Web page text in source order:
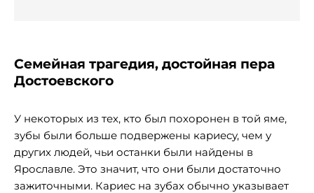
Семейная трагедия, достойная пера
Достоевского
У некоторых из тех, кто был похоронен в той яме,
зубы были больше подвержены кариесу, чем у
других людей, чьи останки были найдены в
Ярославле. Это значит, что они были достаточно
зажиточными. Кариес на зубах обычно указывает